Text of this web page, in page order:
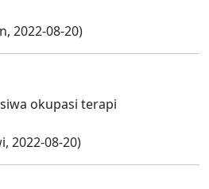
2022-08-20)
okupasi terapi
2022-08-20)